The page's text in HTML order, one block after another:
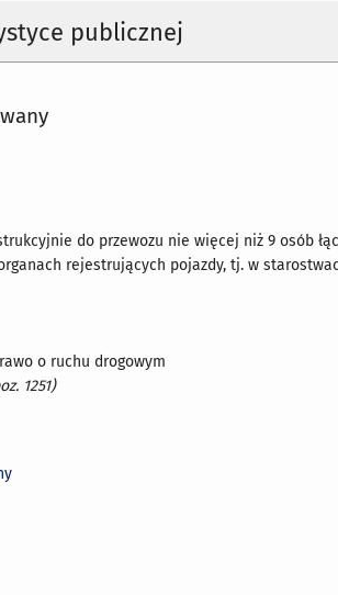
publicznej
do przewozu nie więcej niż 9 osób
rejestrujących pojazdy, tj. w
o ruchu drogowym
1251)